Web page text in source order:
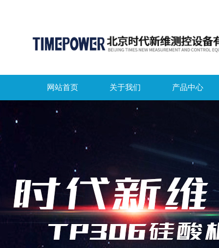
网站首页 关于我们 产品中心